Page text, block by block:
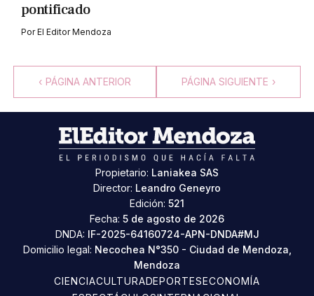
pontificado
PorEl Editor Mendoza
‹ PÁGINA ANTERIOR PÁGINA SIGUIENTE ›
Propietario: Laniakea SAS
Director: Leandro Geneyro
Edición: 521
Fecha: 5 de agosto de 2026
DNDA: IF-2025-64160724-APN-DNDA#MJ
Domicilio legal: Necochea N°350 - Ciudad de Mendoza,
Mendoza
CIENCIACULTURADEPORTESECONOMÍA